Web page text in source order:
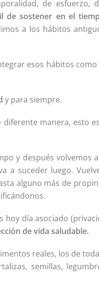
de esfuerzo,
de sostener en el
a los hábitos
esos hábitos
y para siempre.
manera, esto
y después volvemos
a suceder luego.
alguno más de
día asociado
de vida saludable.
reales, los de
semillas,